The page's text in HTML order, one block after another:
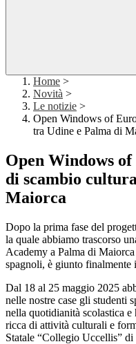
Home >
Novità >
Le notizie >
Open Windows of
tra Udine e Palma di
Open Windows
di scambio
Maiorca
Dopo la prima fase del
la quale abbiamo trascorso
Academy a Palma di
spagnoli, è giunto finalmente
Dal 18 al 25 maggio 2025
nelle nostre case gli studenti
nella quotidianità scolastica
ricca di attività culturali e
Statale “Collegio Uccellis”